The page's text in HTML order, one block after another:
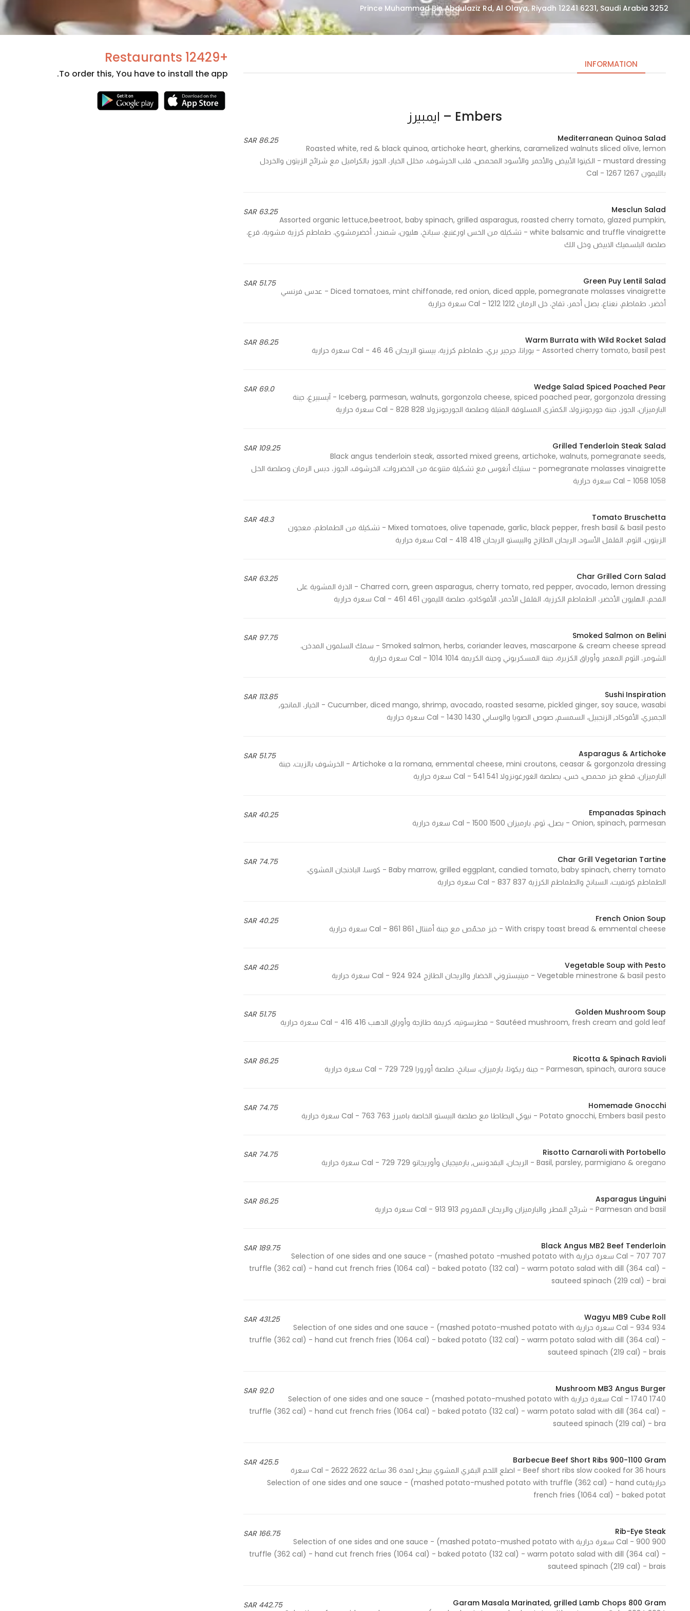
3252 Prince Muhammad Bin Abdulaziz Rd, Al Olaya, Riyadh 12241 6231, Saudi Arabia
INFORMATION
Embers – ايمبيرز
86.25 SAR
Mediterranean Quinoa Salad
Roasted white, red & black quinoa, artichoke heart, gherkins, caramelized walnuts sliced olive, lemon
mustard dressing - الكينوا الأبيض والأحمر والأسود المحمص، قلب الخرشوف، مخلل الخيار، الجوز بالكراميل مع شرائح الزيتون والخردل
بالليمون 1267 Cal - 1267
63.25 SAR
Mesclun Salad
Assorted organic lettuce,beetroot, baby spinach, grilled asparagus, roasted cherry tomato, glazed pumpkin,
white balsamic and truffle vinaigrette - تشكيلة من الخس اورغنيغ، سبانخ، هليون، شمندر، أخضرمشوي، طماطم كرزية مشوية، قرع،
صلصة البلسميك الابيض وخل الك
51.75 SAR
Green Puy Lentil Salad
Diced tomatoes, mint chiffonade, red onion, diced apple, pomegranate molasses vinaigrette - عدس فرنسي
أخضر، طماطم، نعناع، بصل أحمر، تفاح، خل الرمان 1212 Cal - 1212 سعرة حرارية
86.25 SAR
Warm Burrata with Wild Rocket Salad
Assorted cherry tomato, basil pest - بوراتا، جرجير بري، طماطم كرزية، بيستو الريحان 46 Cal - 46 سعرة حرارية
69.0 SAR
Wedge Salad Spiced Poached Pear
Iceberg, parmesan, walnuts, gorgonzola cheese, spiced poached pear, gorgonzola dressing - آيسبيرغ، جبنة
البارميزان، الجوز، جبنة جورجونزولا، الكمثرى المسلوقة المتبلة وصلصة الجورجونزولا 828 Cal - 828 سعرة حرارية
109.25 SAR
Grilled Tenderloin Steak Salad
Black angus tenderloin steak, assorted mixed greens, artichoke, walnuts, pomegranate seeds,
pomegranate molasses vinaigrette - ستيك أنغوس مع تشكيلة متنوعة من الخضروات، الخرشوف، الجوز، دبس الرمان وصلصة الخل
1058 Cal - 1058 سعرة حرارية
48.3 SAR
Tomato Bruschetta
Mixed tomatoes, olive tapenade, garlic, black pepper, fresh basil & basil pesto - تشكيلة من الطماطم، معجون
الزيتون، الثوم، الفلفل الأسود، الريحان الطازج والبيستو الريحان 418 Cal - 418 سعرة حرارية
63.25 SAR
Char Grilled Corn Salad
Charred corn, green asparagus, cherry tomato, red pepper, avocado, lemon dressing - الذرة المشوية على
الفحم، الهليون الأخضر، الطماطم الكرزية، الفلفل الأحمر، الأفوكادو، صلصة الليمون 461 Cal - 461 سعرة حرارية
97.75 SAR
Smoked Salmon on Belini
Smoked salmon, herbs, coriander leaves, mascarpone & cream cheese spread - سمك السلمون المدخن،
الشومر، الثوم المعمر وأوراق الكزبرة، جبنة المسكربوني وجبنة الكريمة 1014 Cal - 1014 سعرة حرارية
113.85 SAR
Sushi Inspiration
Cucumber, diced mango, shrimp, avocado, roasted sesame, pickled ginger, soy sauce, wasabi - الخيار، المانجو,
الجمبري، الأفوكاد, الزنجبيل، السمسم, صوص الصويا والوسابي 1430 Cal - 1430 سعرة حرارية
51.75 SAR
Asparagus & Artichoke
Artichoke a la romana, emmental cheese, mini croutons, ceasar & gorgonzola dressing - الخرشوف بالزيت، جبنة
البارميزان، قطع خبز محمص، خس، بصلصة الغورغونزولا 541 Cal - 541 سعرة حرارية
40.25 SAR
Empanadas Spinach
Onion, spinach, parmesan - بصل، ثوم، بارميزان 1500 Cal - 1500 سعرة حرارية
74.75 SAR
Char Grill Vegetarian Tartine
Baby marrow, grilled eggplant, candied tomato, baby spinach, cherry tomato - كوسا، الباذنجان المشوي،
الطماطم كونفيت، السبانخ والطماطم الكرزية 837 Cal - 837 سعرة حرارية
40.25 SAR
French Onion Soup
With crispy toast bread & emmental cheese - خبز محمّص مع جبنة أمنتال 861 Cal - 861 سعرة حرارية
40.25 SAR
Vegetable Soup with Pesto
Vegetable minestrone & basil pesto - مينيستروني الخضار والريحان الطازج 924 Cal - 924 سعرة حرارية
51.75 SAR
Golden Mushroom Soup
Sautéed mushroom, fresh cream and gold leaf - فطرسوتيه، كريمة طازجة وأوراق الذهب 416 Cal - 416 سعرة حرارية
86.25 SAR
Ricotta & Spinach Ravioli
Parmesan, spinach, aurora sauce - جبنة ريكوتا، بارميزان، سبانخ، صلصة أورورا 729 Cal - 729 سعرة حرارية
74.75 SAR
Homemade Gnocchi
Potato gnocchi, Embers basil pesto - نيوكي البطاطا مع صلصة البيستو الخاصة بامبرز 763 Cal - 763 سعرة حرارية
74.75 SAR
Risotto Carnaroli with Portobello
Basil, parsley, parmigiano & oregano - الريحان، البقدونس, بارميجيان وأوريجانو 729 Cal - 729 سعرة حرارية
86.25 SAR
Asparagus Linguini
Parmesan and basil - شرائح الفطر والبارميزان والريحان المفروم 913 Cal - 913 سعرة حرارية
189.75 SAR
Black Angus MB2 Beef Tenderloin
707 Cal - 707 سعرة حرارية Selection of one sides and one sauce - (mashed potato -mushed potato with
truffle (362 cal) - hand cut french fries (1064 cal) - baked potato (132 cal) - warm potato salad with dill (364 cal) -
sauteed spinach (219 cal) - brai
431.25 SAR
Wagyu MB9 Cube Roll
934 Cal - 934 سعرة حرارية Selection of one sides and one sauce - (mashed potato-mushed potato with
truffle (362 cal) - hand cut french fries (1064 cal) - baked potato (132 cal) - warm potato salad with dill (364 cal) -
sauteed spinach (219 cal) - brais
92.0 SAR
Mushroom MB3 Angus Burger
1740 Cal - 1740 سعرة حرارية Selection of one sides and one sauce - (mashed potato-mushed potato with
truffle (362 cal) - hand cut french fries (1064 cal) - baked potato (132 cal) - warm potato salad with dill (364 cal) -
sauteed spinach (219 cal) - bra
425.5 SAR
Barbecue Beef Short Ribs 900-1100 Gram
Beef short ribs slow cooked for 36 hours - اضلع اللحم البقري المشوي ببطئ لمدة 36 ساعة 2622 Cal - 2622 سعرة
حراريةSelection of one sides and one sauce - (mashed potato-mushed potato with truffle (362 cal) - hand cut
french fries (1064 cal) - baked potat
166.75 SAR
Rib-Eye Steak
900 Cal - 900 سعرة حرارية Selection of one sides and one sauce - (mashed potato-mushed potato with
truffle (362 cal) - hand cut french fries (1064 cal) - baked potato (132 cal) - warm potato salad with dill (364 cal) -
sauteed spinach (219 cal) - brais
442.75 SAR
Garam Masala Marinated, grilled Lamb Chops 800 Gram
+12429 Restaurants
To order this, You have to install the app.
cookies
are not
optional.
They are
website to
function.
In order for
us to
improve
functionality
based on
how the
website is
Experience
In order for
our website
possible
during your
these
cookies,
some
disappear
from the
website.
Marketing
By sharing
behavior as
you visit our
site, you
seeing
personalized
offers.